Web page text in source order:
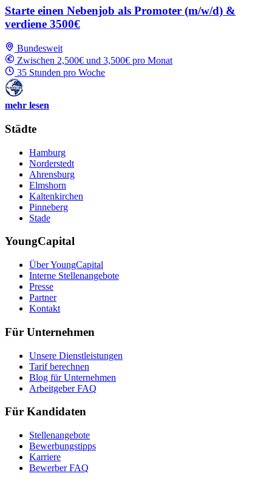
Starte einen Nebenjob als Promoter (m/w/d) &
verdiene 3500€
Bundesweit
Zwischen 2,500€ und 3,500€ pro Monat
35 Stunden pro Woche
mehr lesen
Städte
Hamburg
Norderstedt
Ahrensburg
Elmshorn
Kaltenkirchen
Pinneberg
Stade
YoungCapital
Über YoungCapital
Interne Stellenangebote
Presse
Partner
Kontakt
Für Unternehmen
Unsere Dienstleistungen
Tarif berechnen
Blog für Unternehmen
Arbeitgeber FAQ
Für Kandidaten
Stellenangebote
Bewerbungstipps
Karriere
Bewerber FAQ